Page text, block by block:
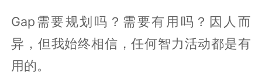
Gap需要规划吗？需要有用吗？因人而
异，但我始终相信，任何智力活动都是有
用的。